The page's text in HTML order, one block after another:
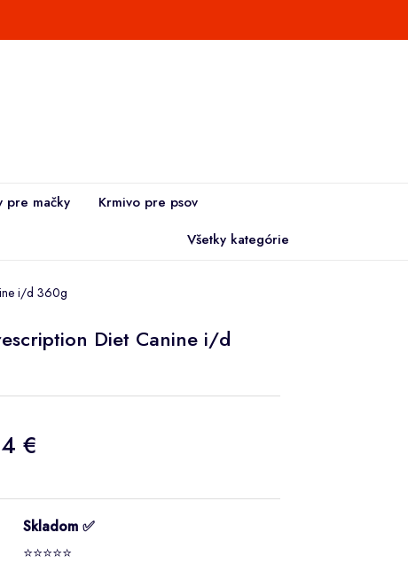
pre mačky
Krmivo pre psov
Všetky kategórie
i/d 360g
Diet Canine i/d
4 €
Skladom ✅
⭐⭐⭐⭐⭐